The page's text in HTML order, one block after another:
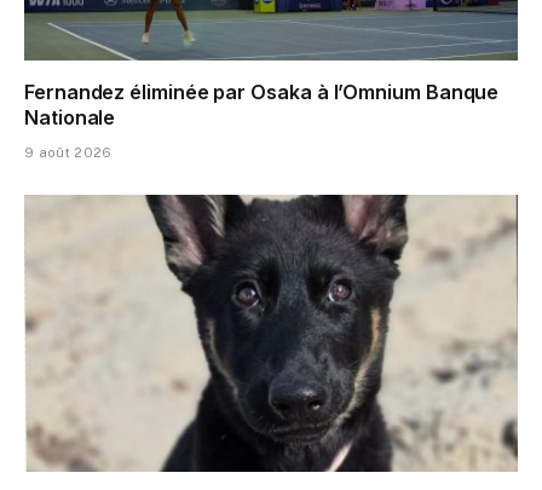
Fernandez éliminée par Osaka à l’Omnium Banque
Nationale
9 août 2026